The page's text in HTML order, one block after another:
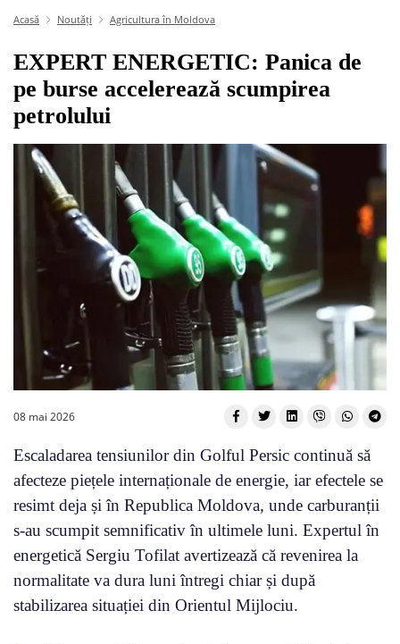
Acasă Noutăți Agricultura în Moldova
EXPERT ENERGETIC: Panica de
pe burse accelerează scumpirea
petrolului
08 mai 2026
Escaladarea tensiunilor din Golful Persic continuă să
afecteze piețele internaționale de energie, iar efectele se
resimt deja și în Republica Moldova, unde carburanții
s-au scumpit semnificativ în ultimele luni. Expertul în
energetică Sergiu Tofilat avertizează că revenirea la
normalitate va dura luni întregi chiar și după
stabilizarea situației din Orientul Mijlociu.